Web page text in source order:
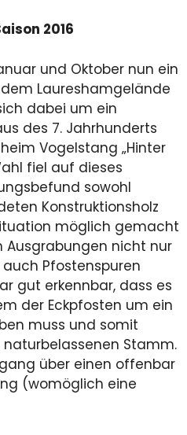
2016
und Oktober nun ein
Laureshamgelände
dabei um ein
des 7. Jahrhunderts
Vogelstang „Hinter
fiel auf dieses
sowohl
Konstruktionsholz
möglich gemacht
Ausgrabungen nicht nur
Pfostenspuren
gut erkennbar, dass es
der Eckpfosten um ein
muss und somit
Stamm.
über einen offenbar
(womöglich eine